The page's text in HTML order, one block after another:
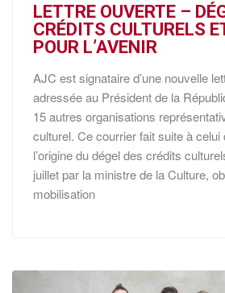
LETTRE OUVERTE –
CRÉDITS CULTURELS
POUR L’AVENIR
AJC est signataire d’une nouvelle
adressée au Président de la
15 autres organisations
culturel. Ce courrier fait suite à celui
l’origine du dégel des crédits
juillet par la ministre de la Culture,
mobilisation